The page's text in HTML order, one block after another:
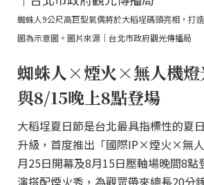
蜘蛛人9公尺高巨型氣偶將於大稻埕碼頭亮相，打
圖為示意圖。圖片來源｜台北市政府觀光傳播局
蜘蛛人×煙火×無人機燈
與8/15晚上8點登場
大稻埕夏日節是台北最具指標性的夏
升級，首度推出「國際IP×煙火×無
月25日開幕及8月15日壓軸場晚間8點
演搭配煙火秀，為觀眾帶來總長20分